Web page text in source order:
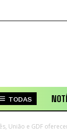
TODAS
União e GDF